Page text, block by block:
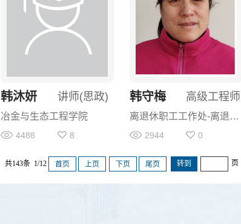
讲师(思政)
韩沐妍
冶金与生态工程学院
4488 8
高级工程师
韩守梅
离退休职工工作处-离退休人员
2944 0
共143条 1/12 首页 上页 下页 尾页 页